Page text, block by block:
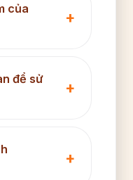
của
để sử